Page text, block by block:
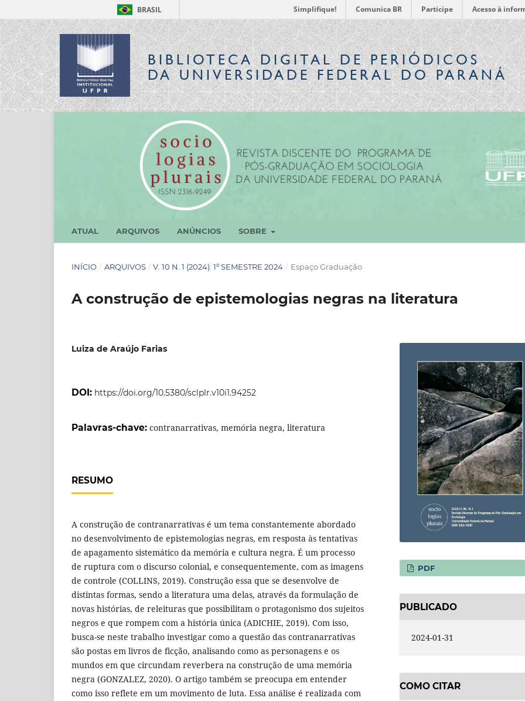
BRASIL Simplifique! Comunica BR Participe Acesso à
BIBLIOTECA DIGITALDE PERIÓDICOS
DA UNIVERSIDADE FEDERAL DO PARANÁ
ATUAL ARQUIVOS ANÚNCIOS SOBRE
INÍCIO / ARQUIVOS / V. 10 N. 1 (2024): 1º SEMESTRE 2024 / Espaço Graduação
A construção de epistemologias negras na literatura
Luiza de Araújo Farias
DOI: https://doi.org/10.5380/sclplr.v10i1.94252
Palavras-chave: contranarrativas, memória negra, literatura
RESUMO
A construção de contranarrativas é um tema constantemente abordado
no desenvolvimento de epistemologias negras, em resposta às tentativas
de apagamento sistemático da memória e cultura negra. É um processo
de ruptura com o discurso colonial, e consequentemente, com as imagens
de controle (COLLINS, 2019). Construção essa que se desenvolve de
distintas formas, sendo a literatura uma delas, através da formulação de
novas histórias, de releituras que possibilitam o protagonismo dos sujeitos
negros e que rompem com a história única (ADICHIE, 2019). Com isso,
busca-se neste trabalho investigar como a questão das contranarrativas
são postas em livros de ficção, analisando como as personagens e os
mundos em que circundam reverbera na construção de uma memória
negra (GONZALEZ, 2020). O artigo também se preocupa em entender
como isso reflete em um movimento de luta. Essa análise é realizada com
PDF
PUBLICADO
2024-01-31
COMO CITAR